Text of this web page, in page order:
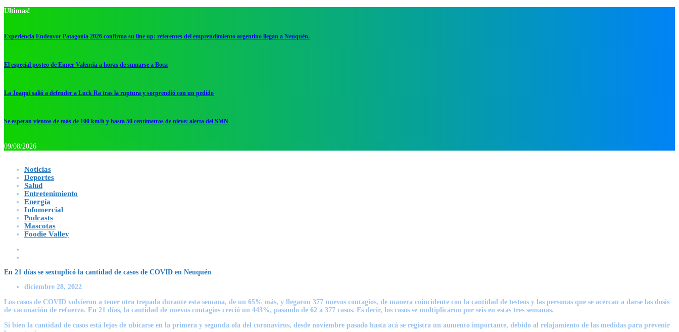
Ultimas!
Experiencia Endeavor Patagonia 2026 confirma su line up: referentes del emprendimiento argentino llegan a Neuquén.
El especial posteo de Enner Valencia a horas de sumarse a Boca
La Joaqui salió a defender a Luck Ra tras la ruptura y sorprendió con un pedido
Se esperan vientos de más de 100 km/h y hasta 50 centímetros de nieve: alerta del SMN
09/08/2026
Noticias
Deportes
Salud
Entretenimiento
Energía
Infomercial
Podcasts
Mascotas
Foodie Valley
En 21 días se sextuplicó la cantidad de casos de COVID en Neuquén
diciembre 28, 2022
Los casos de COVID volvieron a tener otra trepada durante esta semana, de un 65% más, y llegaron 377 nuevos contagios, de manera coincidente con la cantidad de testeos y las personas que se acercan a darse las dosis
de vacunación de refuerzo. En 21 días, la cantidad de nuevos contagios creció un 443%, pasando de 62 a 377 casos. Es decir, los casos se multiplicaron por seis en estas tres semanas.
Si bien la cantidad de casos está lejos de ubicarse en la primera y segunda ola del coronavirus, desde noviembre pasado hasta acá se registra un aumento importante, debido al relajamiento de las medidas para prevenir